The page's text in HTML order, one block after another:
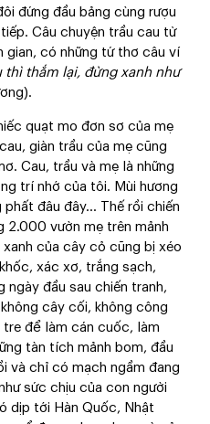
đứng đầu bảng cùng rượu
Câu chuyện trầu cau từ
gian, có những tứ thơ câu ví
thì thắm lại, đừng xanh như
quạt mo đơn sơ của mẹ
giàn trầu của mẹ cũng
Cau, trầu và mẹ là những
trí nhớ của tôi. Mùi hương
đâu đây… Thế rồi chiến
2.000 vườn mẹ trên mảnh
của cây cỏ cũng bị xéo
xác xơ, trắng sạch,
ngày đầu sau chiến tranh,
cây cối, không công
để làm cán cuốc, làm
tàn tích mảnh bom, đầu
và chỉ có mạch ngầm đang
sức chịu của con người
dịp tới Hàn Quốc, Nhật